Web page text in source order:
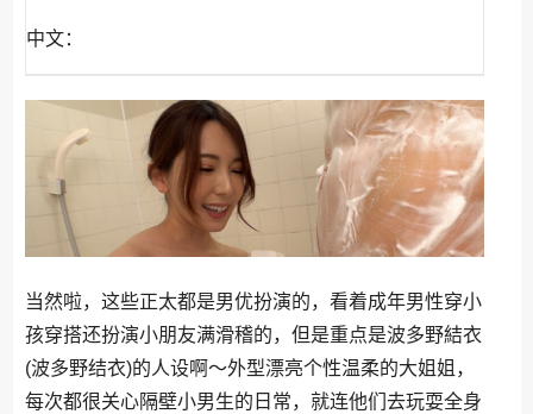
中文：
当然啦，这些正太都是男优扮演的，看着成年男性穿小
孩穿搭还扮演小朋友满滑稽的，但是重点是波多野結衣
(波多野结衣)的人设啊～外型漂亮个性温柔的大姐姐，
每次都很关心隔壁小男生的日常，就连他们去玩耍全身